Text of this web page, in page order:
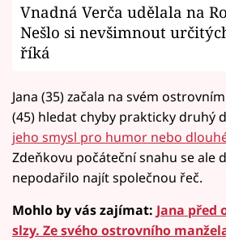
Vnadná Verča udělala na
Nešlo si nevšimnout
říká
Jana (35) začala na svém
(45) hledat chyby prakticky druhý
jeho smysl pro humor nebo
Zdeňkovu počáteční snahu se ale
nepodařilo najít společnou řeč.
Mohlo by vás zajímat: Jana před
slzy. Ze svého ostrovního